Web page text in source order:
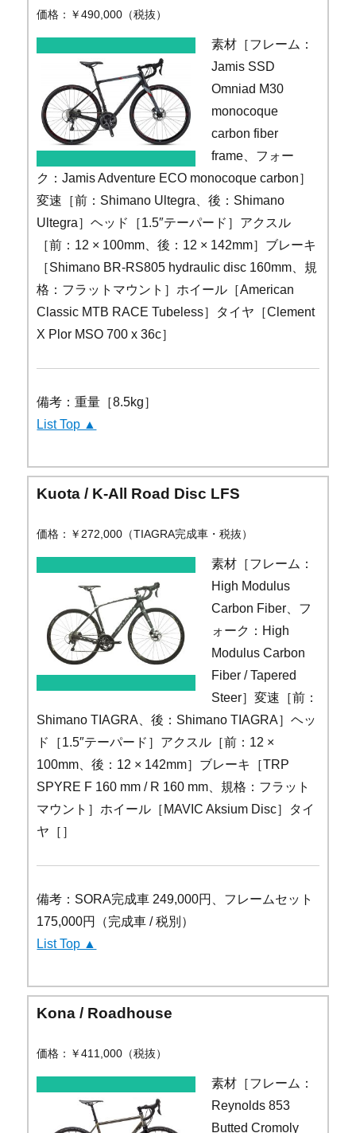
価格：￥490,000（税抜）
素材［フレーム：
Jamis SSD
Omniad M30
monocoque
carbon fiber
frame、フォー
ク：Jamis Adventure ECO monocoque carbon］
変速［前：Shimano Ultegra、後：Shimano
Ultegra］ヘッド［1.5″テーパード］アクスル
［前：12 × 100mm、後：12 × 142mm］ブレーキ
［Shimano BR-RS805 hydraulic disc 160mm、規
格：フラットマウント］ホイール［American
Classic MTB RACE Tubeless］タイヤ［Clement
X Plor MSO 700 x 36c］
備考：重量［8.5kg］
List Top ▲
Kuota / K-All Road Disc LFS
価格：￥272,000（TIAGRA完成車・税抜）
素材［フレーム：
High Modulus
Carbon Fiber、フ
ォーク：High
Modulus Carbon
Fiber / Tapered
Steer］変速［前：
Shimano TIAGRA、後：Shimano TIAGRA］ヘッ
ド［1.5″テーパード］アクスル［前：12 ×
100mm、後：12 × 142mm］ブレーキ［TRP
SPYRE F 160 mm / R 160 mm、規格：フラット
マウント］ホイール［MAVIC Aksium Disc］タイ
ヤ［］
備考：SORA完成車 249,000円、フレームセット
175,000円（完成車 / 税別）
List Top ▲
Kona / Roadhouse
価格：￥411,000（税抜）
素材［フレーム：
Reynolds 853
Butted Cromoly